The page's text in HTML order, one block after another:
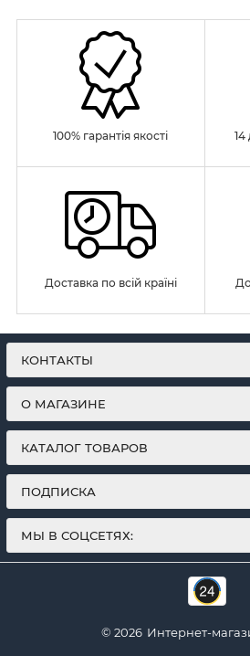
100% гарантія якості
14
Доставка по всій країні
КОНТАКТЫ
О МАГАЗИНЕ
КАТАЛОГ ТОВАРОВ
ПОДПИСКА
МЫ В СОЦСЕТЯХ:
© 2026 Интернет-